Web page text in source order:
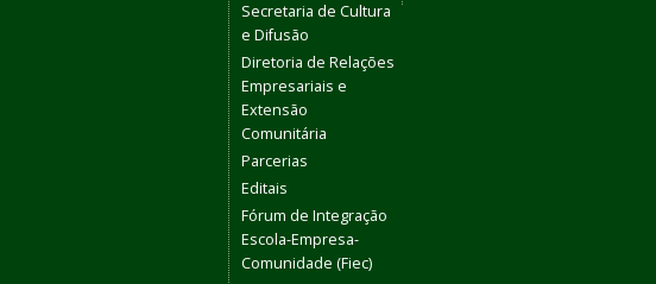
Secretaria de Cultura
e Difusão
Diretoria de Relações
Empresariais e
Extensão
Comunitária
Parcerias
Editais
Fórum de Integração
Escola-Empresa-
Comunidade (Fiec)